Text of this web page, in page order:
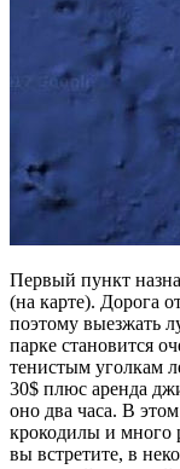
Первый пункт
(на карте). Дорога
поэтому выезжать
парке становится
тенистым уголкам
30$ плюс аренда
оно два часа. В
крокодилы и много
вы встретите, в